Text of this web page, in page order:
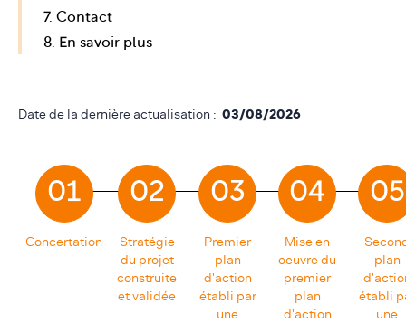
7. Contact
8. En savoir plus
Date de la dernière actualisation : 03/08/2026
01
Concertation
02
Stratégie
du projet
construite
et validée
03
Premier
plan
d'action
établi par
une
04
Mise en
oeuvre du
premier
plan
d'action
05
plan
établi
une